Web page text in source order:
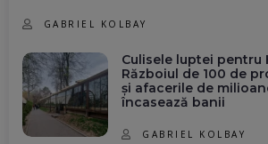
GABRIEL KOLBAY
Culisele luptei pentru
Războiul de 100 de
și afacerile de
încasează banii
GABRIEL KOLBAY